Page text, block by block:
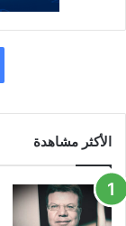
الأكثر مشاهدة